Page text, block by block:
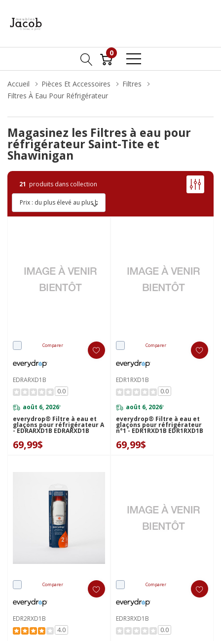
0
Accueil Pièces Et Accessoires
Filtres
Filtres À Eau Pour Réfrigérateur
Magasinez les Filtres à eau pour
réfrigérateur Saint-Tite et
Shawinigan
21 produits dans collection
Comparer
EDRARXD1B
0.0
août 6, 2026*
everydrop® Filtre à eau et
glaçons pour réfrigérateur A
- EDRARXD1B EDRARXD1B
69,99$
Comparer
EDR1RXD1B
0.0
août 6, 2026*
everydrop® Filtre à eau et
glaçons pour réfrigérateur
n°1 - EDR1RXD1B EDR1RXD1B
69,99$
Comparer
EDR2RXD1B
4.0
Comparer
EDR3RXD1B
0.0